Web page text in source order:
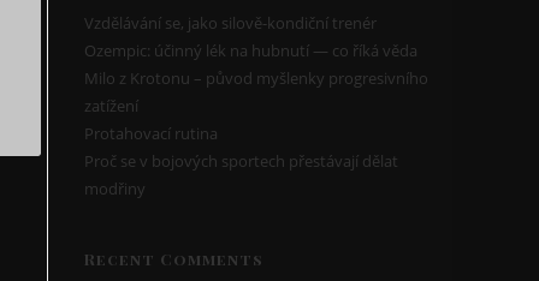
Vzdělávání se, jako silově-kondiční trenér
Ozempic: účinný lék na hubnutí — co říká věda
Milo z Krotonu – původ myšlenky progresivního
zatížení
Protahovací rutina
Proč se v bojových sportech přestávají dělat
modřiny
Recent Comments